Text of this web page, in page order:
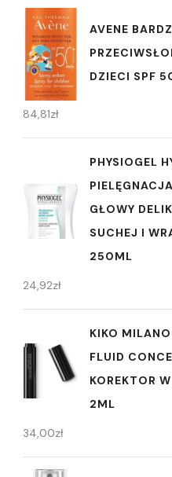
AVENE
DZIECI SPF
84,81zł
PHYSIOGEL
GŁOWY
SUCHEJ I
250ML
24,92zł
KIKO
FLUID
KOREKTOR
2ML
34,00zł